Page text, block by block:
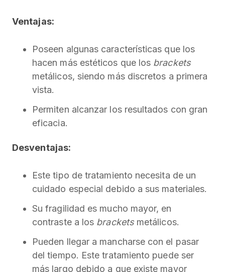
Ventajas:
Poseen algunas características que los
hacen más estéticos que los brackets
metálicos, siendo más discretos a primera
vista.
Permiten alcanzar los resultados con gran
eficacia.
Desventajas:
Este tipo de tratamiento necesita de un
cuidado especial debido a sus materiales.
Su fragilidad es mucho mayor, en
contraste a los brackets metálicos.
Pueden llegar a mancharse con el pasar
del tiempo. Este tratamiento puede ser
más largo debido a que existe mayor